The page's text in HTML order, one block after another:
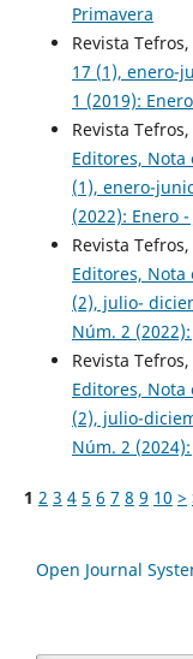
Primavera
Revista Tefros,
17 (1), enero-
1 (2019):
Revista Tefros,
Editores, Nota
(1), enero-
(2022): Enero
Revista Tefros,
Editores, Nota
(2), julio-
Núm. 2
Revista Tefros,
Editores, Nota
(2), julio-
Núm. 2
1 2 3 4 5 6 7 8 9 10 >
Open Journal